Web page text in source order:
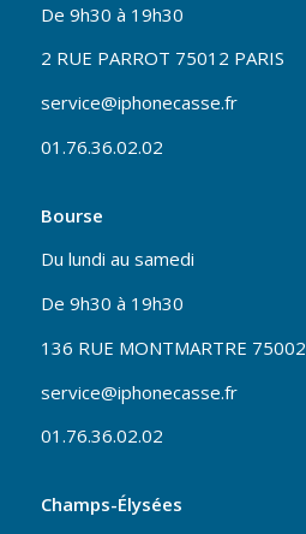
De 9h30 à 19h30
2 RUE PARROT 75012 PARIS
service@iphonecasse.fr
01.76.36.02.02
Bourse
Du lundi au samedi
De 9h30 à 19h30
136 RUE MONTMARTRE 75002
service@iphonecasse.fr
01.76.36.02.02
Champs-Élysées